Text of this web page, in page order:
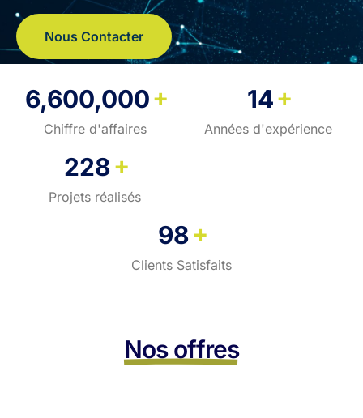
Nous Contacter
6,600,000+
Chiffre d'affaires
14+
Années d'expérience
228+
Projets réalisés
98+
Clients Satisfaits
Nos offres